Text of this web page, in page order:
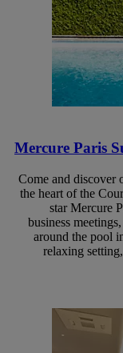
Mercure Paris
Come and discover
the heart of the
star Mercure
business
around the pool
relaxing